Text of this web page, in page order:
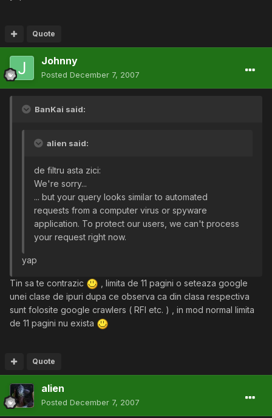
Quote
Johnny
Posted December 7, 2007
BanKai said:
alien said:
de filtru asta zici:
We're sorry...
... but your query looks similar to automated
requests from a computer virus or spyware
application. To protect our users, we can't process
your request right now.
yap
Tin sa te contrazic
, limita de 11 pagini o seteaza google
unei clase de ipuri dupa ce observa ca din clasa respectiva
sunt folosite google crawlers ( RFI etc. ) , in mod normal limita
de 11 pagini nu exista
Quote
alien
Posted December 7, 2007